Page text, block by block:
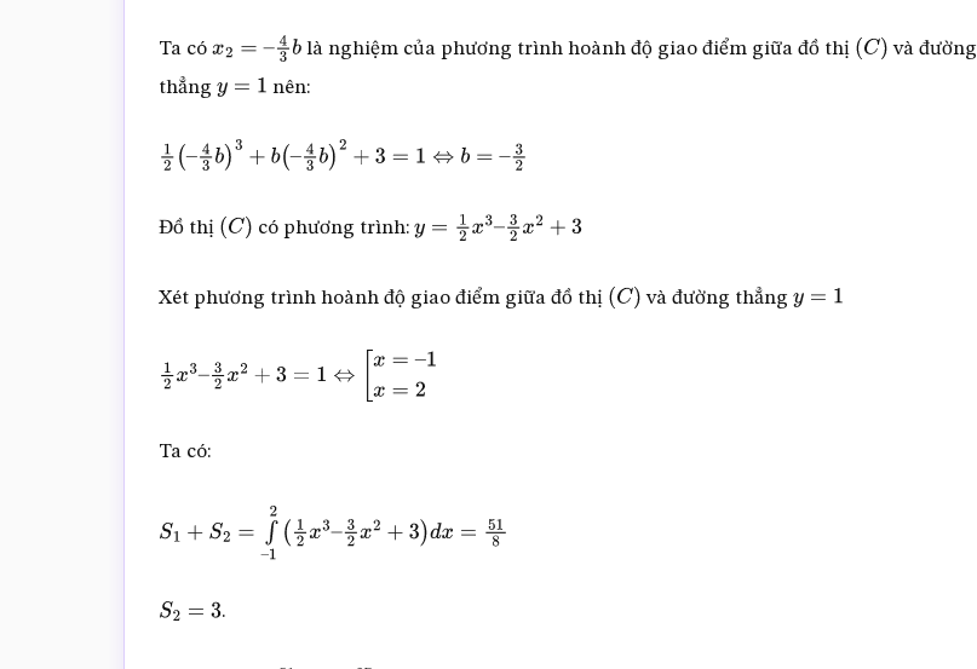
Ta có x2=– b là nghiệm của phương trình hoành độ giao điểm giữa đồ thị (C) và đường
thẳng y nên:
12 ( 43 b) + (–4 b )2+ = 1⇔ = –32
Đồ thị (C ) có phương trình: y =1 x 3– x 2+
Xét phương trình hoành độ giao điểm giữa đồ thị (C ) và đường thẳng y
12x 32 x2 3 = 1⇔ [x =– x=2
Ta có:
S1+ S 2=∫ –1 ( 2 x3– x2+ d x=518
S2=3 .